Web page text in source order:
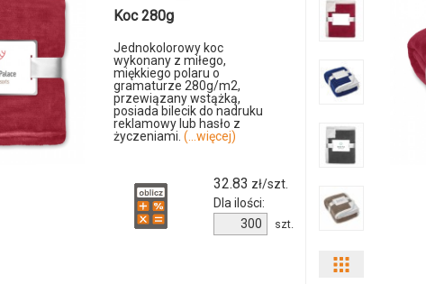
04
Koc 280g
Jednokolorowy koc
wykonany z miłego,
miękkiego polaru o
gramaturze 280g/m2,
przewiązany wstążką,
posiada bilecik do nadruku
reklamowy lub hasło z
życzeniami. (...więcej)
32.83 zł/szt.
Dla ilości:
produktu
szt.